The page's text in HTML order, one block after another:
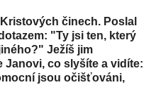
činech. Poslal
"Ty jsi ten, který
Ježíš jim
Janovi, co slyšíte a vidíte:
jsou očišťováni,